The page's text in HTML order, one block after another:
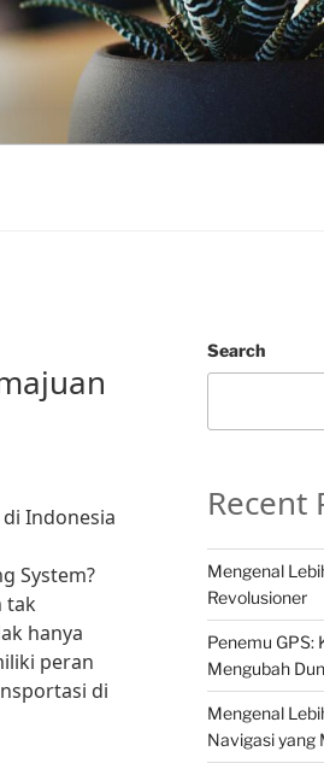
Indonesia
System?
tak
hanya
peran
di
Search
Recent
Mengenal
Revolusioner
Penemu GPS:
Mengubah
Mengenal
Navigasi yang